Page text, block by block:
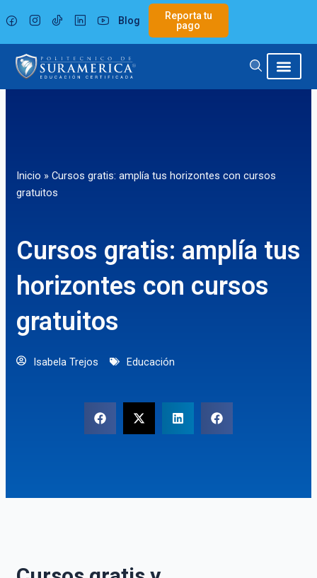
al
contenido
Blog
Reporta tu
pago
Inicio » Cursos gratis: amplía tus horizontes con cursos
gratuitos
Cursos gratis: amplía tus
horizontes con cursos
gratuitos
Isabela Trejos Educación